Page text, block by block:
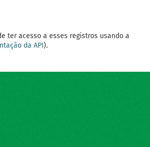
ter acesso a esses registros usando a
da API).